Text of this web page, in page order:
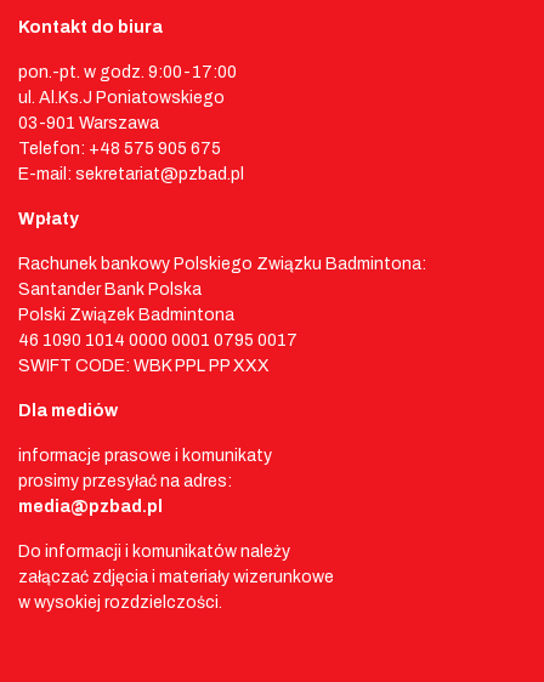
Kontakt do biura
pon.-pt. w godz. 9:00-17:00
ul. Al.Ks.J Poniatowskiego
03-901 Warszawa
Telefon: +48 575 905 675
E-mail: sekretariat@pzbad.pl
Wpłaty
Rachunek bankowy Polskiego Związku Badmintona:
Santander Bank Polska
Polski Związek Badmintona
46 1090 1014 0000 0001 0795 0017
SWIFT CODE: WBK PPL PP XXX
Dla mediów
informacje prasowe i komunikaty
prosimy przesyłać na adres:
media@pzbad.pl
Do informacji i komunikatów należy
załączać zdjęcia i materiały wizerunkowe
w wysokiej rozdzielczości.